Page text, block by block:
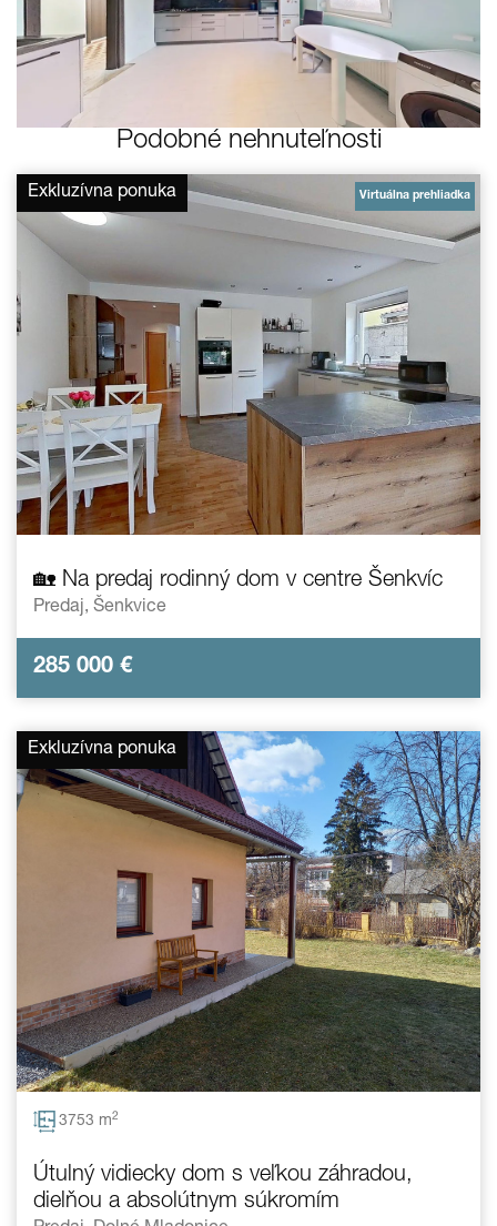
Podobné nehnuteľnosti
Exkluzívna ponuka Virtuálna prehliadka
🏡 Na predaj rodinný dom v centre Šenkvíc
Predaj, Šenkvice
285 000 €
Exkluzívna ponuka
3753 m2
Útulný vidiecky dom s veľkou záhradou,
dielňou a absolútnym súkromím